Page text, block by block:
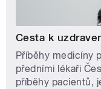
Cesta k
Příběhy medicíny
předními lékaři
příběhy pacientů,